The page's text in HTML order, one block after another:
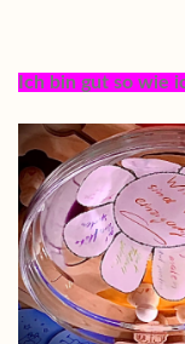
Ich bin gut so wie